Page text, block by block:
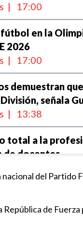
| 17:00
en la
2026
| 17:00
demuestran
señala
| 13:38
total a la
de docentes
lamenta el
la Presidenta
del Partido
de